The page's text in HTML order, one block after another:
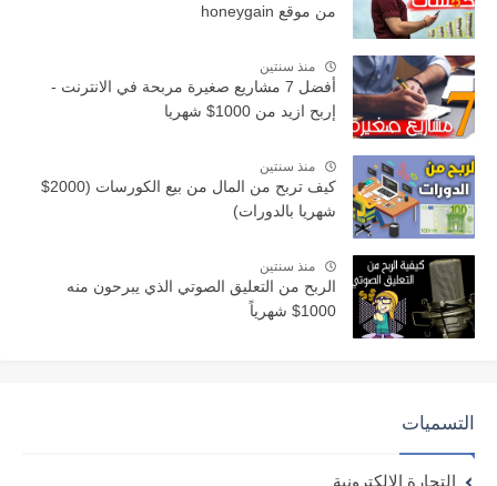
من موقع honeygain
منذ سنتين
أفضل 7 مشاريع صغيرة مربحة في الانترنت -
إربح ازيد من 1000$ شهريا
منذ سنتين
كيف تربح من المال من بيع الكورسات (2000$
شهريا بالدورات)
منذ سنتين
الربح من التعليق الصوتي الذي يبرحون منه
1000$ شهرياً
التسميات
التجارة الالكترونية